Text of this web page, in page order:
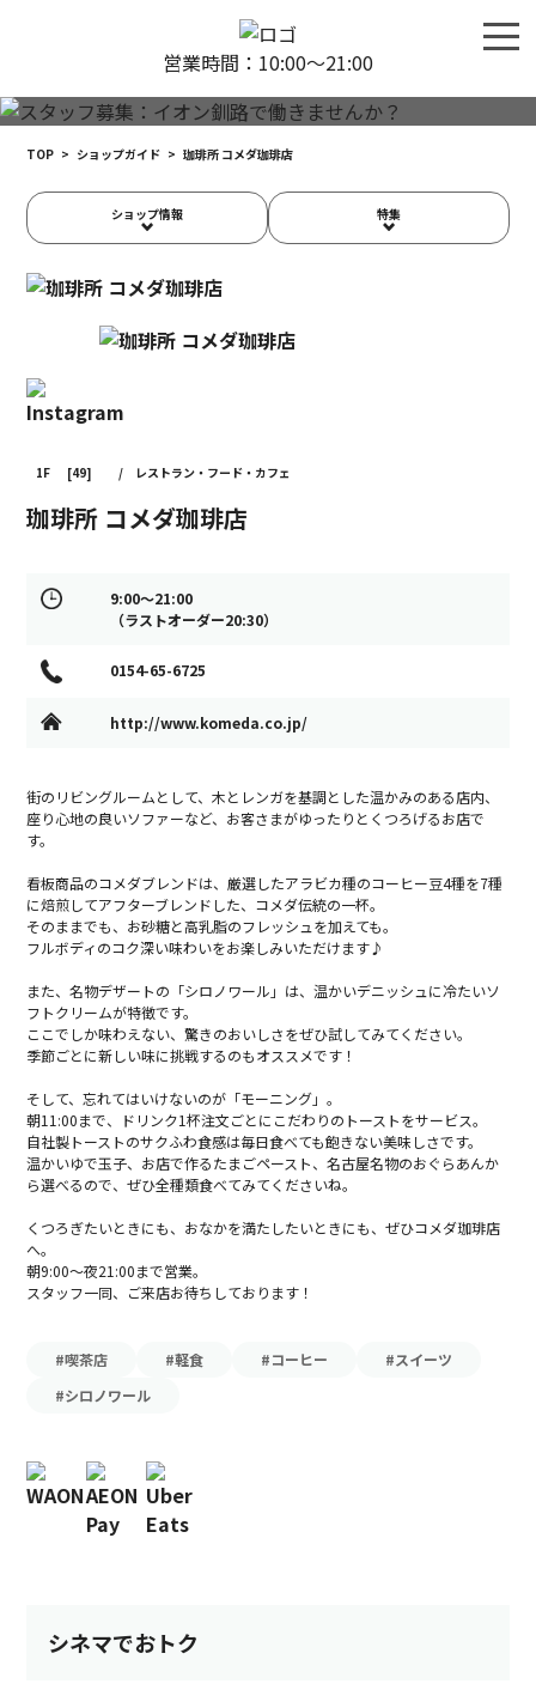
営業時間：10:00〜21:00
TOP > ショップガイド > 珈琲所 コメダ珈琲店
ショップ情報 特集
1F [49] / レストラン・フード・カフェ
珈琲所 コメダ珈琲店
9:00～21:00
（ラストオーダー20:30）
0154-65-6725
http://www.komeda.co.jp/
街のリビングルームとして、木とレンガを基調とした温かみのある店内、
座り心地の良いソファーなど、お客さまがゆったりとくつろげるお店で
す。
看板商品のコメダブレンドは、厳選したアラビカ種のコーヒー豆4種を7種
に焙煎してアフターブレンドした、コメダ伝統の一杯。
そのままでも、お砂糖と高乳脂のフレッシュを加えても。
フルボディのコク深い味わいをお楽しみいただけます♪
また、名物デザートの「シロノワール」は、温かいデニッシュに冷たいソ
フトクリームが特徴です。
ここでしか味わえない、驚きのおいしさをぜひ試してみてください。
季節ごとに新しい味に挑戦するのもオススメです！
そして、忘れてはいけないのが「モーニング」。
朝11:00まで、ドリンク1杯注文ごとにこだわりのトーストをサービス。
自社製トーストのサクふわ食感は毎日食べても飽きない美味しさです。
温かいゆで玉子、お店で作るたまごペースト、名古屋名物のおぐらあんか
ら選べるので、ぜひ全種類食べてみてくださいね。
くつろぎたいときにも、おなかを満たしたいときにも、ぜひコメダ珈琲店
へ。
朝9:00～夜21:00まで営業。
スタッフ一同、ご来店お待ちしております！
#喫茶店 #軽食 #コーヒー
#スイーツ
#シロノワール
シネマでおトク